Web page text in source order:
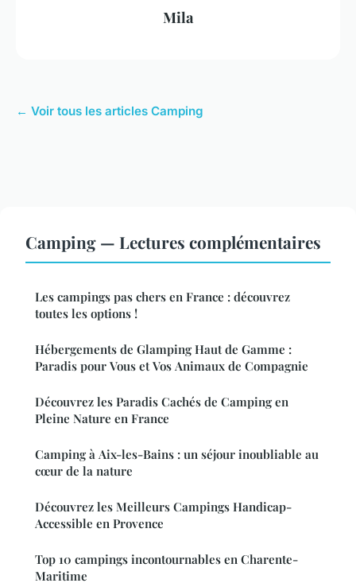
Mila
← Voir tous les articles Camping
Camping — Lectures complémentaires
Les campings pas chers en France : découvrez
toutes les options !
Hébergements de Glamping Haut de Gamme :
Paradis pour Vous et Vos Animaux de Compagnie
Découvrez les Paradis Cachés de Camping en
Pleine Nature en France
Camping à Aix-les-Bains : un séjour inoubliable au
cœur de la nature
Découvrez les Meilleurs Campings Handicap-
Accessible en Provence
Top 10 campings incontournables en Charente-
Maritime